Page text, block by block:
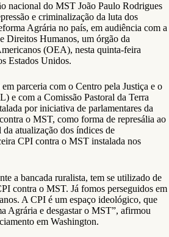
nacional do MST João Paulo Rodrigues
e criminalização da luta dos
Agrária no país, em audiência com a
Direitos Humanos, um órgão da
(OEA), nesta quinta-feira
Estados Unidos.
parceria com o Centro pela Justiça e o
e com a Comissão Pastoral da Terra
por iniciativa de parlamentares da
o MST, como forma de represália ao
atualização dos índices de
CPI contra o MST instalada nos
a bancada ruralista, tem se utilizado de
contra o MST. Já fomos perseguidos em
A CPI é um espaço ideológico, que
Agrária e desgastar o MST”, afirmou
em Washington.